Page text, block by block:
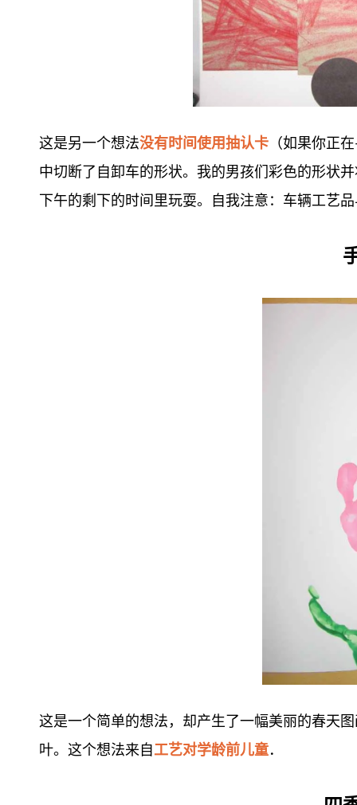
这是另一个想法没有时间使用抽认卡 （如果你正
中切断了自卸车的形状。我的男孩们彩色的形状
下午的剩下的时间里玩耍。自我注意：车辆工艺
这是一个简单的想法，却产生了一幅美丽的春天
叶。这个想法来自工艺对学龄前儿童．